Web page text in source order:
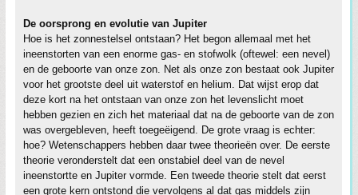
De oorsprong en evolutie van Jupiter
Hoe is het zonnestelsel ontstaan? Het begon allemaal met het
ineenstorten van een enorme gas- en stofwolk (oftewel: een nevel)
en de geboorte van onze zon. Net als onze zon bestaat ook Jupiter
voor het grootste deel uit waterstof en helium. Dat wijst erop dat
deze kort na het ontstaan van onze zon het levenslicht moet
hebben gezien en zich het materiaal dat na de geboorte van de zon
was overgebleven, heeft toegeëigend. De grote vraag is echter:
hoe? Wetenschappers hebben daar twee theorieën over. De eerste
theorie veronderstelt dat een onstabiel deel van de nevel
ineenstortte en Jupiter vormde. Een tweede theorie stelt dat eerst
een grote kern ontstond die vervolgens al dat gas middels zijn